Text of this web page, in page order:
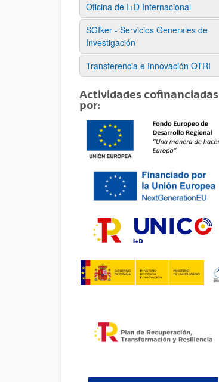
Oficina de I+D Internacional
SGIker - Servicios Generales de
Investigación
Transferencia e Innovación OTRI
Actividades cofinanciadas
por: